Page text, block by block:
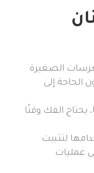
الصغيرة
الحاجة إلى
الفك وقتًا
لتثبيت
عمليات